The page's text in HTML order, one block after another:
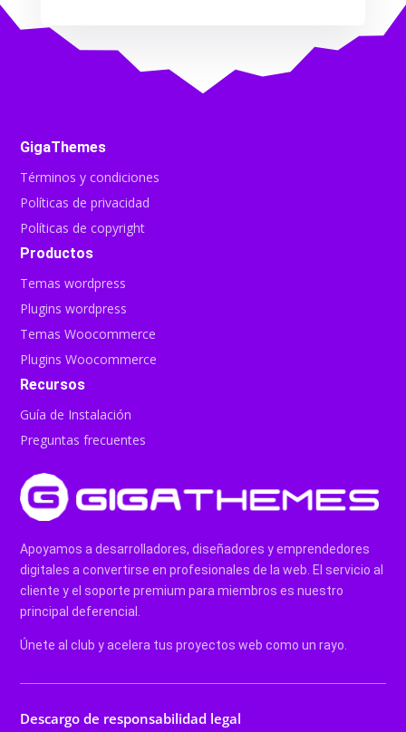
GigaThemes
Términos y condiciones
Políticas de privacidad
Políticas de copyright
Productos
Temas wordpress
Plugins wordpress
Temas Woocommerce
Plugins Woocommerce
Recursos
Guía de Instalación
Preguntas frecuentes
Apoyamos a desarrolladores, diseñadores y emprendedores
digitales a convertirse en profesionales de la web. El servicio al
cliente y el soporte premium para miembros es nuestro
principal deferencial.
Únete al club y acelera tus proyectos web como un rayo.
Descargo de responsabilidad legal